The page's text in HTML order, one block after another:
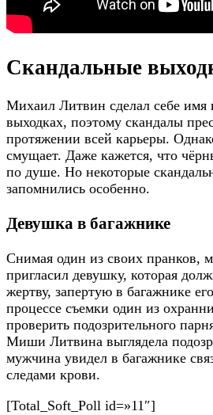
Скандальные
Михаил Литвин сделал себе имя
выходках, поэтому скандалы
протяжении всей карьеры.
смущает. Даже кажется, что
по душе. Но некоторые
запомнились особенно.
Девушка в багажнике
Снимая один из своих пранков,
пригласил девушку, которая
жертву, запертую в багажнике
процессе съемки один из
проверить подозрительного
Миши Литвина выглядела
мужчина увидел в багажнике
следами крови.
[Total_Soft_Poll id=»11″]